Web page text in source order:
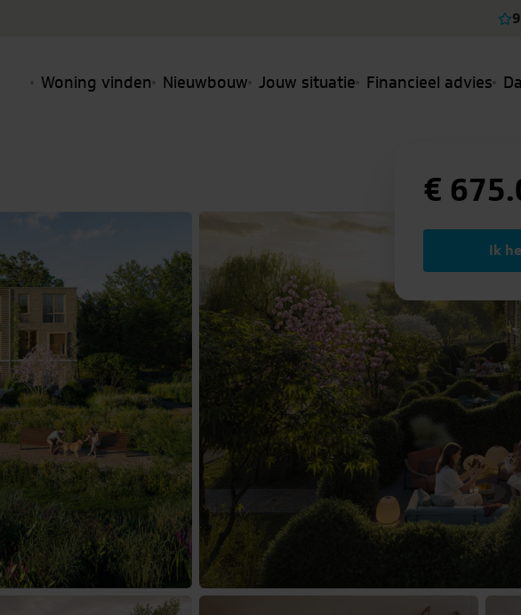
Woning vinden Nieuwbouw Jouw situatie Financieel advies
€
Ik